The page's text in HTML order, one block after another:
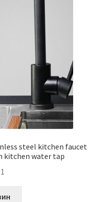
steel kitchen faucet
kitchen water tap